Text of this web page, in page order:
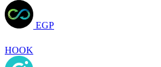
EGP
HOOK